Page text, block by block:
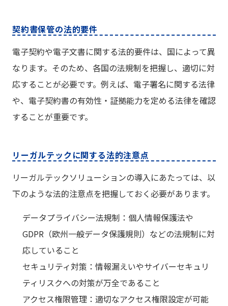
契約書保管の法的要件
電子契約や電子文書に関する法的要件は、国によって異
なります。そのため、各国の法規制を把握し、適切に対
応することが必要です。例えば、電子署名に関する法律
や、電子契約書の有効性・証拠能力を定める法律を確認
することが重要です。
リーガルテックに関する法的注意点
リーガルテックソリューションの導入にあたっては、以
下のような法的注意点を把握しておく必要があります。
データプライバシー法規制：個人情報保護法や
GDPR（欧州一般データ保護規則）などの法規制に対
応していること
セキュリティ対策：情報漏えいやサイバーセキュリ
ティリスクへの対策が万全であること
アクセス権限管理：適切なアクセス権限設定が可能